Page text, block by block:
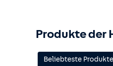
Produkte der
Beliebteste Produkte